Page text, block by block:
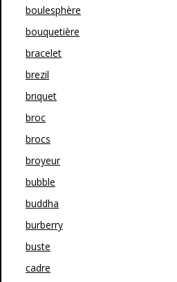
boulesphère
bouquetière
bracelet
brezil
briquet
broc
brocs
broyeur
bubble
buddha
burberry
buste
cadre